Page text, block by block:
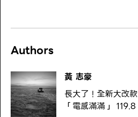
Authors
黃 志豪
長大了！全新大改
「電感滿滿」